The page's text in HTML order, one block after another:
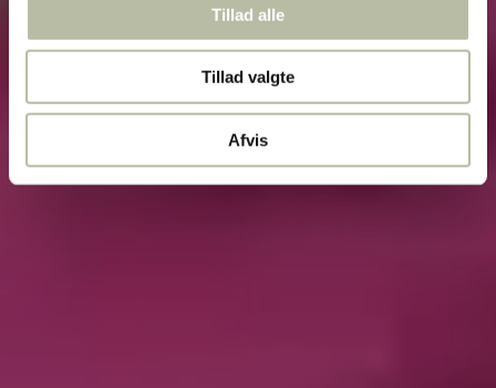
Tillad alle
Tillad valgte
Afvis